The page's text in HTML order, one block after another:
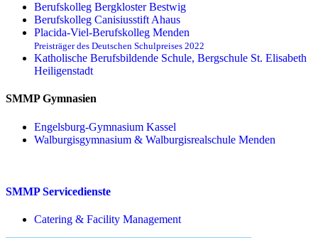
Berufskolleg Bergkloster Bestwig
Berufskolleg Canisiusstift Ahaus
Placida-Viel-Berufskolleg Menden
Preisträger des Deutschen Schulpreises 2022
Katholische Berufsbildende Schule, Bergschule St. Elisabeth
Heiligenstadt
SMMP Gymnasien
Engelsburg-Gymnasium Kassel
Walburgisgymnasium & Walburgisrealschule Menden
SMMP Servicedienste
Catering & Facility Management